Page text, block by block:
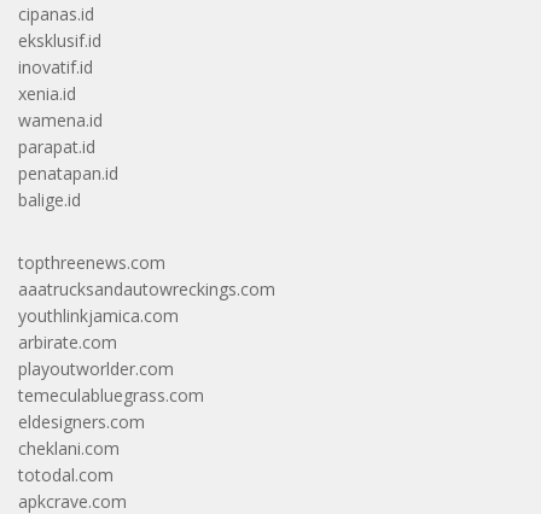
cipanas.id
eksklusif.id
inovatif.id
xenia.id
wamena.id
parapat.id
penatapan.id
balige.id
topthreenews.com
aaatrucksandautowreckings.com
youthlinkjamica.com
arbirate.com
playoutworlder.com
temeculabluegrass.com
eldesigners.com
cheklani.com
totodal.com
apkcrave.com